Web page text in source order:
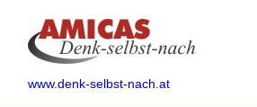
www.denk-selbst-nach.at